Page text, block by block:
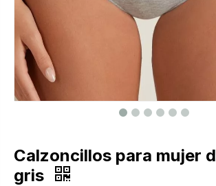
Calzoncillos para mujer
gris